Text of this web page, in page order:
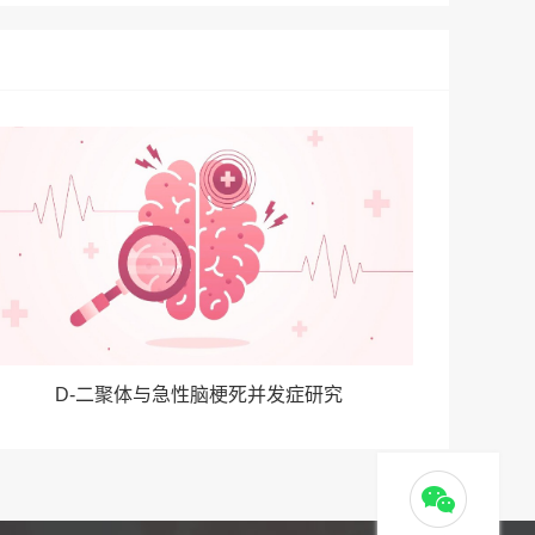
D-二聚体与急性脑梗死并发症研究